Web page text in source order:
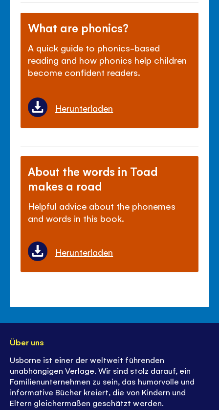
What are phonics?
A quick guide to phonics-based
reading and how phonics help children
become confident readers.
Herunterladen
About the words in Toad
makes a road
Helpful advice about the phonemes
and words in this book.
Herunterladen
Über uns
Usborne ist einer der weltweit führenden
unabhängigen Verlage. Wir sind stolz darauf, ein
Familienunternehmen zu sein, das humorvolle und
informative Bücher kreiert, die von Kindern und
Eltern gleichermaßen geschätzt werden.